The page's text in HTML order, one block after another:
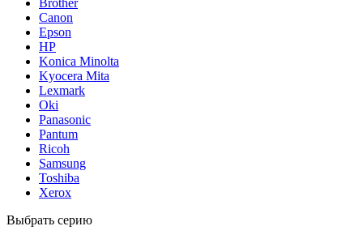
Canon
Epson
HP
Konica Minolta
Kyocera Mita
Lexmark
Oki
Panasonic
Pantum
Ricoh
Samsung
Toshiba
Xerox
Выбрать серию